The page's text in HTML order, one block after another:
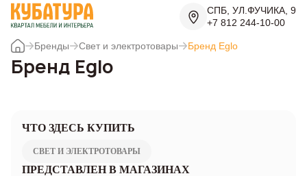
СПБ, УЛ.ФУЧИКА, 9
+7 812 244-10-00
Бренды Свет и электротовары Бренд Eglo
Бренд Eglo
ЧТО ЗДЕСЬ КУПИТЬ
СВЕТ И ЭЛЕКТРОТОВАРЫ
ПРЕДСТАВЛЕН В МАГАЗИНАХ